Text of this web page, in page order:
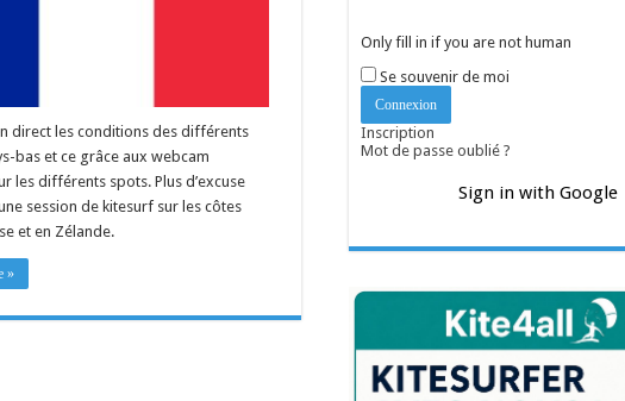
direct les conditions des différents
bas et ce grâce aux webcam
les différents spots. Plus d’excuse
session de kitesurf sur les côtes
et en Zélande.
»
Only fill in if you are not human
Se souvenir de moi
Inscription
Mot de passe oublié ?
Sign in with Google